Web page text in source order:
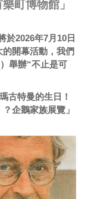
町博物館」
於2026年7月10日
的開幕活動，我們
舉辦“不止是可
古特曼的生日！
企鵝家族展覽」